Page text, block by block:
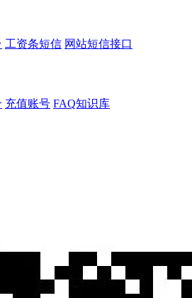
工资条短信 网站短信接口
充值账号 FAQ知识库